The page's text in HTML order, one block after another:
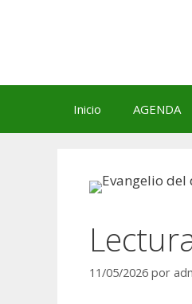
Inicio AGENDA
11/05/2026 por